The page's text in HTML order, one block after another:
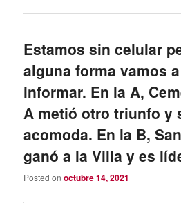
Estamos sin celular
alguna forma vamos a
informar. En la A,
A metió otro triunfo y
acomoda. En la B,
ganó a la Villa y es
Posted onoctubre 14, 2021